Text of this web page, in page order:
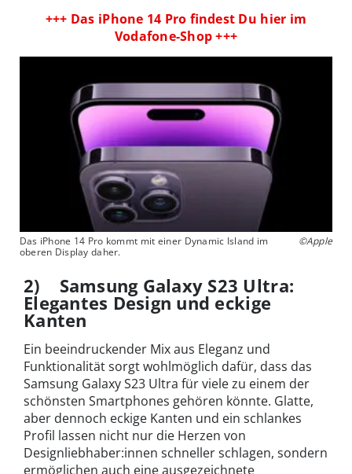
+++ Das iPhone 14 Pro findest Du hier im
Vodafone-Shop +++
Das iPhone 14 Pro kommt mit einer Dynamic Island im
oberen Display daher.
©Apple
2) Samsung Galaxy S23 Ultra:
Elegantes Design und eckige
Kanten
Ein beeindruckender Mix aus Eleganz und
Funktionalität sorgt wohlmöglich dafür, dass das
Samsung Galaxy S23 Ultra für viele zu einem der
schönsten Smartphones gehören könnte. Glatte,
aber dennoch eckige Kanten und ein schlankes
Profil lassen nicht nur die Herzen von
Designliebhaber:innen schneller schlagen, sondern
ermöglichen auch eine ausgezeichnete